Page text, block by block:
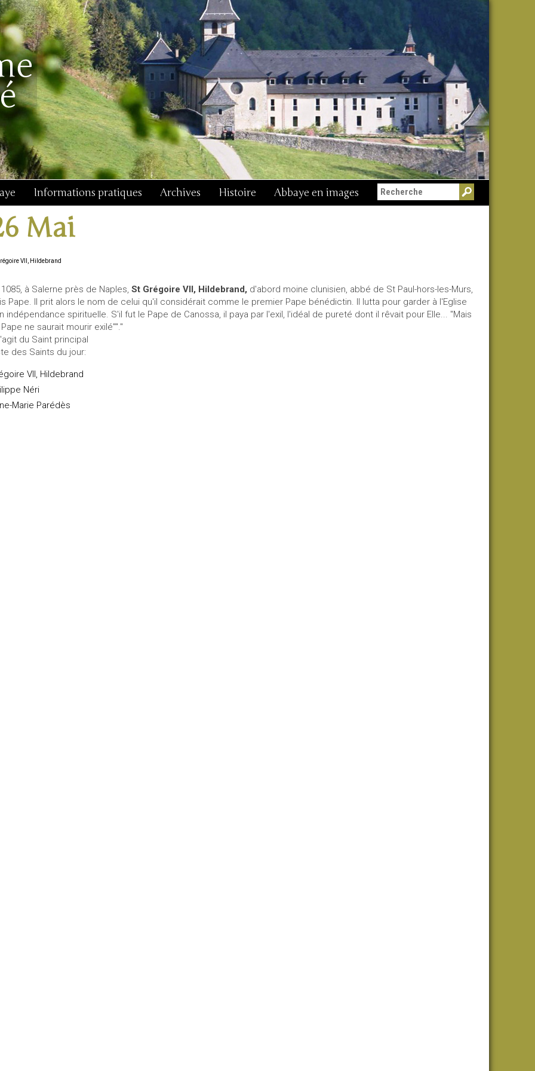
Informations pratiques Archives Histoire Abbaye en images Messe du 15 août
Mai
VII, Hildebrand
1085, à Salerne près de Naples, St Grégoire VII, Hildebrand, d'abord moine clunisien, abbé de St Paul-hors-les-Murs,
Pape. Il prit alors le nom de celui qu'il considérait comme le premier Pape bénédictin. Il lutta pour garder à l'Eglise
indépendance spirituelle. S'il fut le Pape de Canossa, il paya par l'exil, l'idéal de pureté dont il rêvait pour Elle... "Mais
Pape ne saurait mourir exilé""."
du Saint principal
des Saints du jour:
VII, Hildebrand
Néri
Marie Parédès